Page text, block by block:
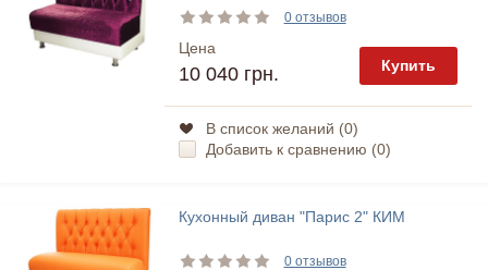
0 отзывов
Цена
10 040 грн. Купить
В список желаний (0)
Добавить к сравнению (0)
Кухонный диван "Парис 2" КИМ
0 отзывов